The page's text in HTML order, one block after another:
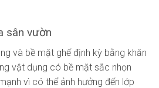
sân vườn
và bề mặt ghế định kỳ bằng khăn
vật dụng có bề mặt sắc nhọn
vì có thể ảnh hưởng đến lớp